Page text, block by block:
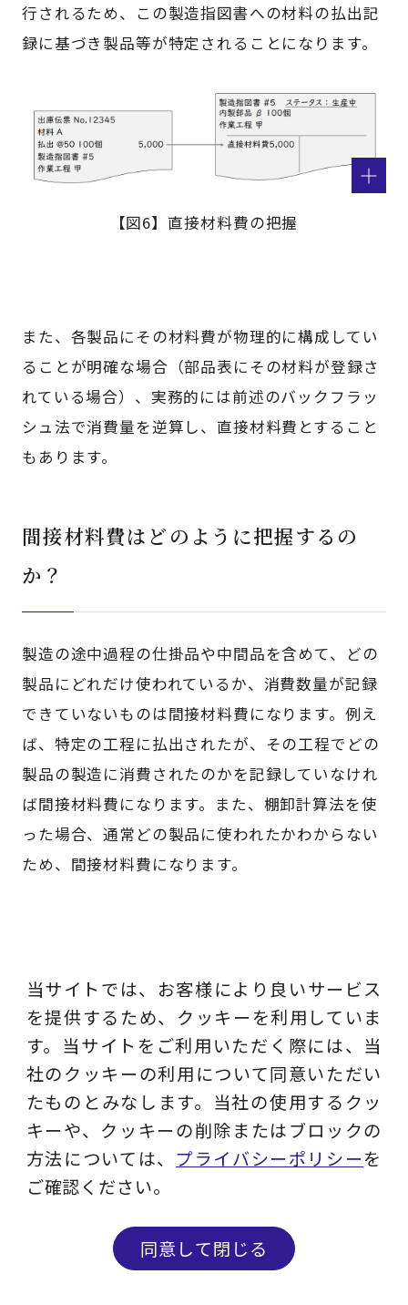
行されるため、この製造指図書への材料の払出記
録に基づき製品等が特定されることになります。
【図6】直接材料費の把握
また、各製品にその材料費が物理的に構成してい
ることが明確な場合（部品表にその材料が登録さ
れている場合）、実務的には前述のバックフラッ
シュ法で消費量を逆算し、直接材料費とすること
もあります。
間接材料費はどのように把握するの
か？
製造の途中過程の仕掛品や中間品を含めて、どの
製品にどれだけ使われているか、消費数量が記録
できていないものは間接材料費になります。例え
ば、特定の工程に払出されたが、その工程でどの
製品の製造に消費されたのかを記録していなけれ
ば間接材料費になります。また、棚卸計算法を使
った場合、通常どの製品に使われたかわからない
ため、間接材料費になります。
まとめ
今回は、FP&Aのキホンのキとして原価計算の第
一段階の計算である「費目別計算」のうち材料費
計算をご紹介しました。詳細については、是非お
問い合わせください。
なお、労務費、経費については別途ご紹介させて
問い合わせる メルマガ登録
当サイトでは、お客様により良いサービス
を提供するため、クッキーを利用していま
す。当サイトをご利用いただく際には、当
社のクッキーの利用について同意いただい
たものとみなします。当社の使用するクッ
キーや、クッキーの削除またはブロックの
方法については、 プライバシーポリシーを
ご確認ください。
同意して閉じる